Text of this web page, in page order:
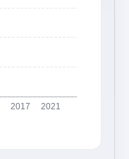
2017 2021